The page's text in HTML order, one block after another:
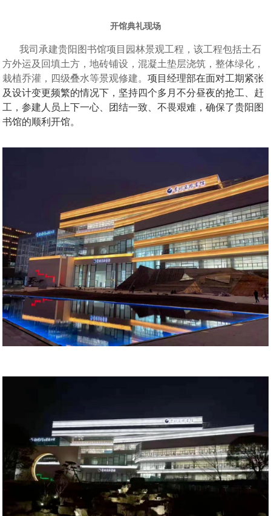
开馆典礼现场
我司承建贵阳图书馆项目园林景观工程，该工程包括土石
方外运及回填土方，地砖铺设，混凝土垫层浇筑，整体绿化，
栽植乔灌，四级叠水等景观修建。项目经理部在面对工期紧张
及设计变更频繁的情况下，坚持四个多月不分昼夜的抢工、赶
工，参建人员上下一心、团结一致、不畏艰难，确保了贵阳图
书馆的顺利开馆。